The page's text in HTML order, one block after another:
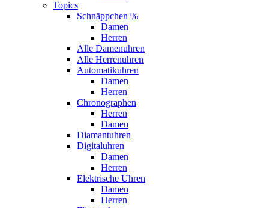
Topics
Schnäppchen %
Damen
Herren
Alle Damenuhren
Alle Herrenuhren
Automatikuhren
Damen
Herren
Chronographen
Herren
Damen
Diamantuhren
Digitaluhren
Damen
Herren
Elektrische Uhren
Damen
Herren